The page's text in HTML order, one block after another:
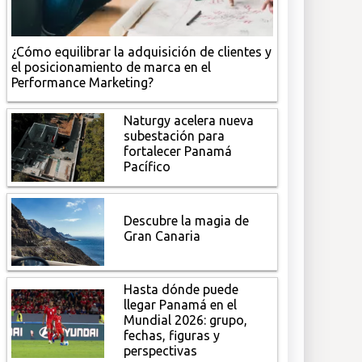
¿Cómo equilibrar la adquisición de clientes y
el posicionamiento de marca en el
Performance Marketing?
Naturgy acelera nueva
subestación para
fortalecer Panamá
Pacífico
Descubre la magia de
Gran Canaria
Hasta dónde puede
llegar Panamá en el
Mundial 2026: grupo,
fechas, figuras y
perspectivas